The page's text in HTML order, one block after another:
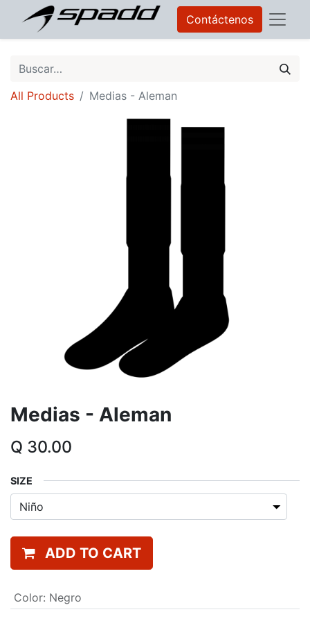
Contáctenos
All Products Medias - Aleman
Medias - Aleman
Q 30.00
SIZE
ADD TO CART
Color: Negro